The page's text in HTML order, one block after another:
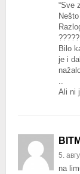
“Sve
?????
Bilo
je i
..
Ali ni
5.
na